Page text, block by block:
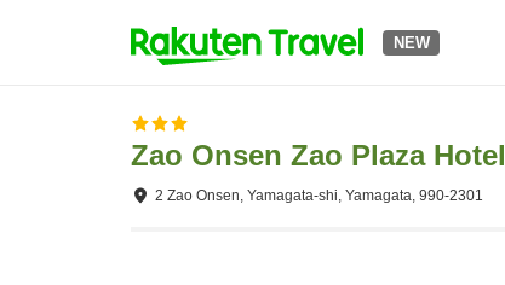
NEW
Zao Onsen Zao Plaza Hotel
2 Zao Onsen, Yamagata-shi, Yamagata, 990-2301